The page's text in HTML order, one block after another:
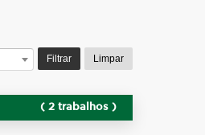
Filtrar Limpar
( 2 trabalhos )